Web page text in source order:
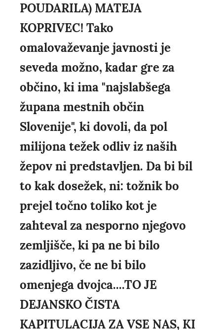
POUDARILA) MATEJA
KOPRIVEC! Tako
omalovaževanje javnosti je
seveda možno, kadar gre za
občino, ki ima "najslabšega
župana mestnih občin
Slovenije", ki dovoli, da pol
milijona težek odliv iz naših
žepov ni predstavljen. Da bi bil
to kak dosežek, ni: tožnik bo
prejel točno toliko kot je
zahteval za nesporno njegovo
zemljišče, ki pa ne bi bilo
zazidljivo, če ne bi bilo
omenjega dvojca....TO JE
DEJANSKO ČISTA
KAPITULACIJA ZA VSE NAS, KI